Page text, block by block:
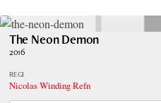
The Neon Demon
2016
REGI
Nicolas Winding Refn